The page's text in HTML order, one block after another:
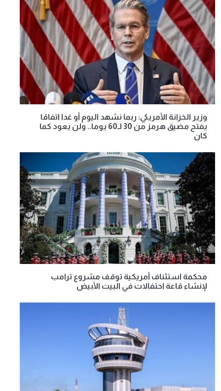
وزير الخزانة الأمريكي: ربما نشهد اليوم أو غدا اتفاقا
يفتح مضيق هرمز من 30 لـ60 يوما.. ولن يعود كما
كان
محكمة استئناف أمريكية توقف مشروع ترامب
لإنشاء قاعة احتفالات في البيت الأبيض